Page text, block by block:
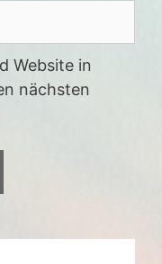
Website in
nächsten